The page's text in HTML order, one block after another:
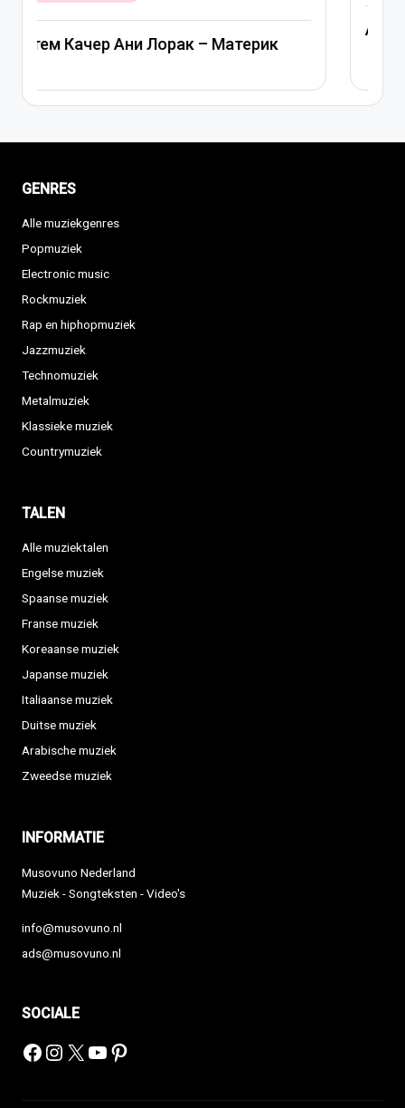
GENRES
Alle muziekgenres
Popmuziek
Electronic music
Rockmuziek
Rap en hiphopmuziek
Jazzmuziek
Technomuziek
Metalmuziek
Klassieke muziek
Countrymuziek
TALEN
Alle muziektalen
Engelse muziek
Spaanse muziek
Franse muziek
Koreaanse muziek
Japanse muziek
Italiaanse muziek
Duitse muziek
Arabische muziek
Zweedse muziek
INFORMATIE
Musovuno Nederland
Muziek - Songteksten - Video's
info@musovuno.nl
ads@musovuno.nl
SOCIALE
Facebook
Instagram
X YouTube
Pinterest